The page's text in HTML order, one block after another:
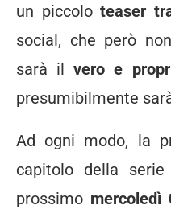
un piccolo teaser
social, che però
sarà ilvero e
presumibilmente
Ad ogni modo, la
capitolo della
prossimo mercoledì